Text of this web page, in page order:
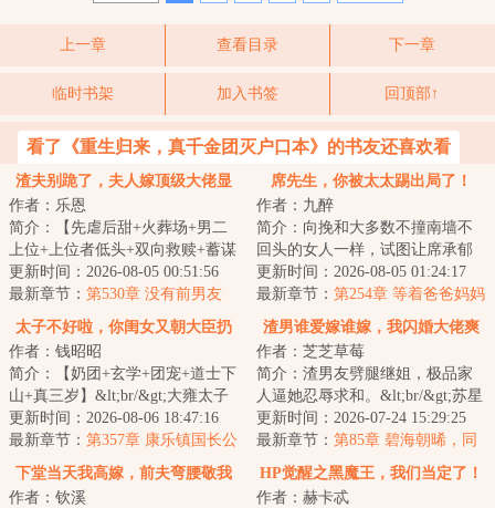
上一章 查看目录 下一章
临时书架 加入书签 回顶部↑
看了《重生归来，真千金团灭户口本》的书友还喜欢看
渣夫别跪了，夫人嫁顶级大佬显
作者：乐恩
简介：【先虐后甜+火葬场+男二
上位+上位者低头+双向救赎+蓄谋
已久+SC】温颂是出了名的乖巧温
顺。二十岁生...
更新时间：2026-08-05 00:51:56
最新章节： 第530章 没有前男友
席先生，你被太太踢出局了！
作者：九醉
简介：向挽和大多数不撞南墙不
回头的女人一样，试图让席承郁
这样的男人爱上自己。&lt;br/&gt;
可是三年婚...
更新时间：2026-08-05 01:24:17
最新章节： 第254章 等着爸爸妈妈
太子不好啦，你闺女又朝大臣扔
作者：钱昭昭
简介：【奶团+玄学+团宠+道士下
山+真三岁】&lt;br/&gt;大雍太子
带回了一个专业哭丧的崽崽。
&lt;br/&gt;自...
更新时间：2026-08-06 18:47:16
最新章节： 第357章 康乐镇国长公
主，棠棠官又大啦～
渣男谁爱嫁谁嫁，我闪婚大佬爽
翻了
作者：芝芝草莓
简介：渣男友劈腿继姐，极品家
人逼她忍辱求和。&lt;br/&gt;苏星
艾冷笑。&lt;br/&gt;让她受委屈?
对不起，...
更新时间：2026-07-24 15:29:25
最新章节： 第85章 碧海朝晞，同
心赴白首
下堂当天我高嫁，前夫弯腰敬我
作者：钦溪
HP觉醒之黑魔王，我们当定了！
作者：赫卡忒